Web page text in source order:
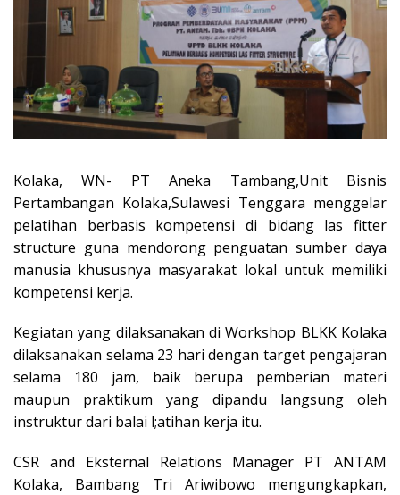
Kolaka, WN- PT Aneka Tambang,Unit Bisnis
Pertambangan Kolaka,Sulawesi Tenggara menggelar
pelatihan berbasis kompetensi di bidang las fitter
structure guna mendorong penguatan sumber daya
manusia khususnya masyarakat lokal untuk memiliki
kompetensi kerja.
Kegiatan yang dilaksanakan di Workshop BLKK Kolaka
dilaksanakan selama 23 hari dengan target pengajaran
selama 180 jam, baik berupa pemberian materi
maupun praktikum yang dipandu langsung oleh
instruktur dari balai l;atihan kerja itu.
CSR and Eksternal Relations Manager PT ANTAM
Kolaka, Bambang Tri Ariwibowo mengungkapkan,